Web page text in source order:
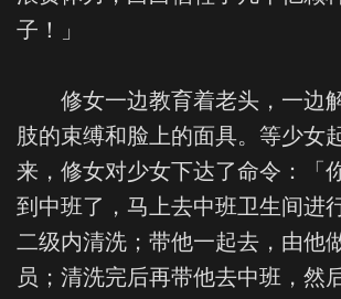
子！」
修女一边教育着老头，一边
肢的束缚和脸上的面具。等少女
来，修女对少女下达了命令：「
到中班了，马上去中班卫生间进
二级内清洗；带他一起去，由他
员；清洗完后再带他去中班，然